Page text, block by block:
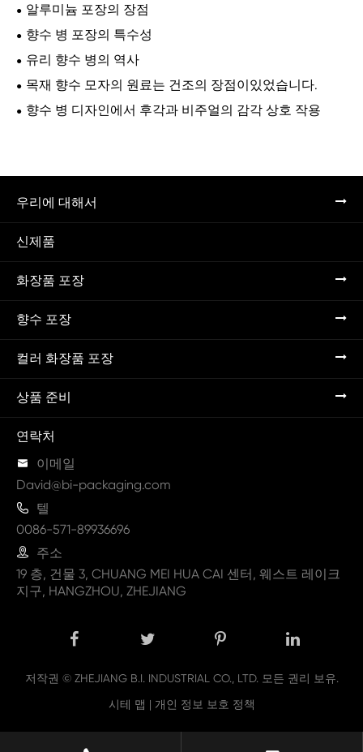
알루미늄 포장의 장점
향수 병 포장의 특수성
유리 향수 병의 역사
목재 향수 모자의 원료는 건조의 장점이있었습니다.
향수 병 디자인에서 후각과 비주얼의 감각 상호 작용
우리에 대해서
신제품
화장품 포장
향수 포장
컬러 화장품 포장
상품 준비
연락처
 이메일
David@bi-packaging.com
 텔
0086-571-89936696
 주소
19 층, 건물 3, CHUANG MEI HUA CAI 센터, 웨스트 레이크
지구, HANGZHOU, ZHEJIANG
저작권 © ZHEJIANG B.I. INDUSTRIAL CO., LTD. 모든 권리 보유.
시테 맵 | 개인 정보 보호 정책